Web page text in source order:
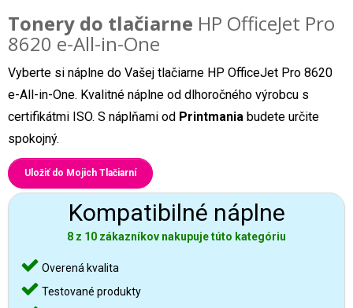
Tonery do tlačiarne HP OfficeJet Pro
8620 e-All-in-One
Vyberte si náplne do Vašej tlačiarne HP OfficeJet Pro 8620
e-All-in-One. Kvalitné náplne od dlhoročného výrobcu s
certifikátmi ISO. S náplňami od Printmania budete určite
spokojný.
Uložiť do Mojich Tlačiarní
Kompatibilné náplne
8 z 10 zákazníkov nakupuje túto kategóriu
Overená kvalita
Testované produkty